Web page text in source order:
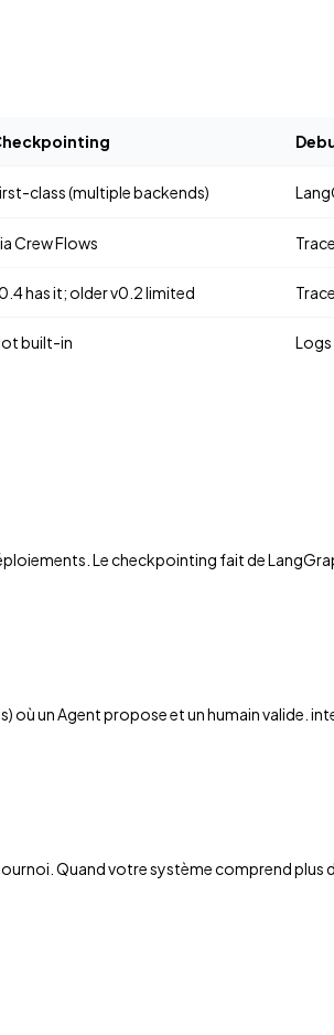
class (multiple backends)
Crew Flows
has it; older v0.2 limited
built-in Logs
Le checkpointing fait de
où un Agent propose et un humain valide.
Quand votre système comprend plus